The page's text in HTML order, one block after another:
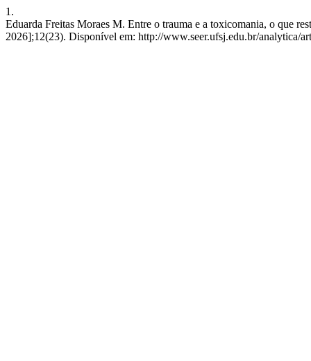
1.
Eduarda Freitas Moraes M. Entre o trauma e a toxicomania, o que
2026];12(23). Disponível em: http://www.seer.ufsj.edu.br/analytica/